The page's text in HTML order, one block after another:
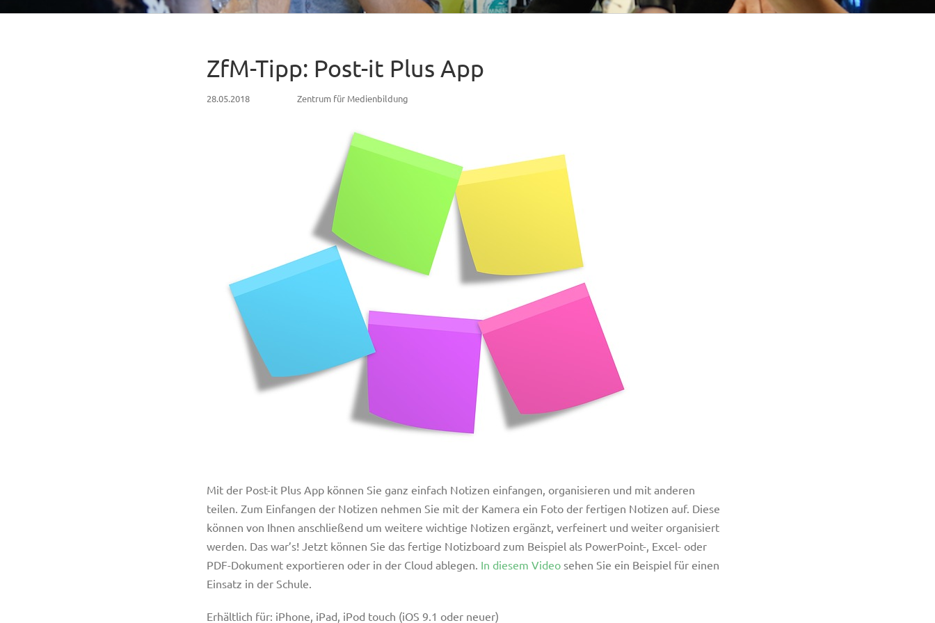
ZfM-Tipp: Post-it Plus App
28.05.2018 Zentrum für Medienbildung
Mit der Post-it Plus App können Sie ganz einfach Notizen einfangen, organisieren und mit anderen
teilen. Zum Einfangen der Notizen nehmen Sie mit der Kamera ein Foto der fertigen Notizen auf. Diese
können von Ihnen anschließend um weitere wichtige Notizen ergänzt, verfeinert und weiter organisiert
werden. Das war’s! Jetzt können Sie das fertige Notizboard zum Beispiel als PowerPoint-, Excel- oder
PDF-Dokument exportieren oder in der Cloud ablegen. In diesem Video sehen Sie ein Beispiel für einen
Einsatz in der Schule.
Erhältlich für: iPhone, iPad, iPod touch (iOS 9.1 oder neuer)